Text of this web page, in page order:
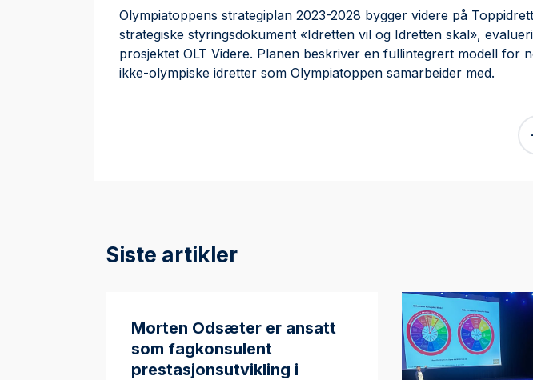
Olympiatoppens strategiplan 2023-2028 bygger videre på
strategiske styringsdokument «Idretten vil og Idretten skal»,
prosjektet OLT Videre. Planen beskriver en fullintegrert modell for
ikke-olympiske idretter som Olympiatoppen samarbeider med.
Siste artikler
Morten Odsæter er ansatt
som fagkonsulent
prestasjonsutvikling i